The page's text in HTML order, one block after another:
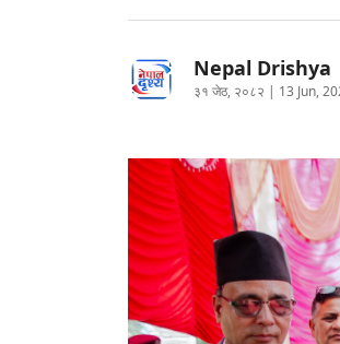
Nepal Drishya
३१ जेठ, २०८२ | 13 Jun,